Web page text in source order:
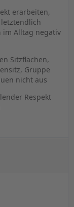
erarbeiten,
im Alltag negativ
Sitzflächen,
Gruppe
nicht aus
Respekt